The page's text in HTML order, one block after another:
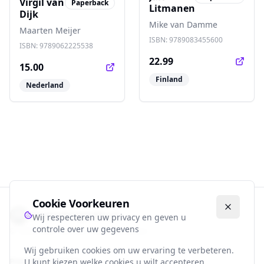
Cookie Voorkeuren
Wij respecteren uw privacy en geven u
controle over uw gegevens
Wij gebruiken cookies om uw ervaring te verbeteren.
Dijk
Paperback
Maarten Meijer
ISBN:9789062225538
15.00
Nederland
Litmanen
Mike van Damme
ISBN:9789083455600
22.99
Finland
Voetbalbiografie.nl
2026Alle rechten voorbehouden.
Populaire Landen